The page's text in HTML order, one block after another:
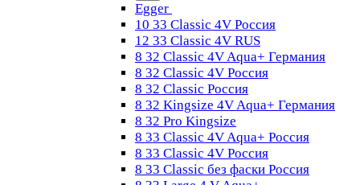
Egger
10 33 Classic 4V Россия
12 33 Classic 4V RUS
8 32 Classic 4V Aqua+ Германия
8 32 Classic 4V Россия
8 32 Classic Россия
8 32 Kingsize 4V Aqua+ Германия
8 32 Pro Kingsize
8 33 Classic 4V Aqua+ Россия
8 33 Classic 4V Россия
8 33 Classic без фаски Россия